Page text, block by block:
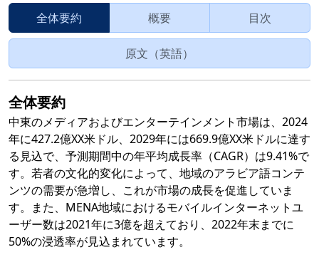
全体要約 概要 目次
原文（英語）
全体要約
中東のメディアおよびエンターテインメント市場は、2024
年に427.2億XX米ドル、2029年には669.9億XX米ドルに達す
る見込で、予測期間中の年平均成長率（CAGR）は9.41%で
す。若者の文化的変化によって、地域のアラビア語コンテ
ンツの需要が急増し、これが市場の成長を促進していま
す。また、MENA地域におけるモバイルインターネットユ
ーザー数は2021年に3億を超えており、2022年末までに
50%の浸透率が見込まれています。